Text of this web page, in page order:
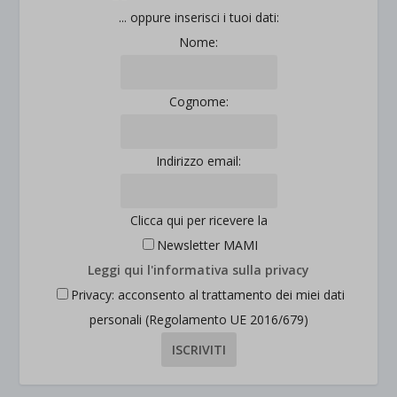
... oppure inserisci i tuoi dati:
Nome:
Cognome:
Indirizzo email:
Clicca qui per ricevere la
Newsletter MAMI
Leggi qui l'informativa sulla privacy
Privacy: acconsento al trattamento dei miei dati
personali (Regolamento UE 2016/679)
Mostra dettagli